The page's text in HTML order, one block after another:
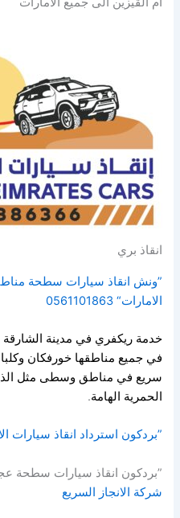
انقاذ بري
الامارات“ 0561101863
خدمة ريكفري في مدينة
في جميع مناطقها خورفكان
سريع في مناطق وسطى مثل
الحمرية الهامة.
”بردكون استرداد انقاذ سيارات
”بردكون انقاذ سيارات سطحة عجمان 24/7 – انقاذ
شركة الانجاز السريع